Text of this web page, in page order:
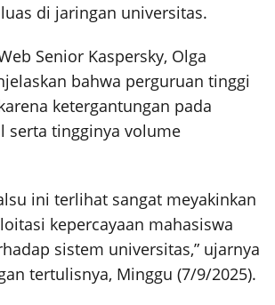
di jaringan universitas.
Senior Kaspersky, Olga
bahwa perguruan tinggi
ketergantungan pada
serta tingginya volume
ini terlihat sangat meyakinkan
kepercayaan mahasiswa
sistem universitas,” ujarnya
tertulisnya, Minggu (7/9/2025).